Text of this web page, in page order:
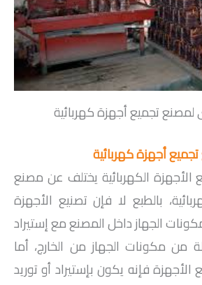
تجميع أجهزة كهربائية
أجهزة كهربائية
الكهربائية يختلف عن مصنع
بالطبع لا فإن تصنيع الأجهزة
الجهاز داخل المصنع مع إستيراد
من مكونات الجهاز من الخارج، أما
الأجهزة فإنه يكون بإستيراد أو توريد